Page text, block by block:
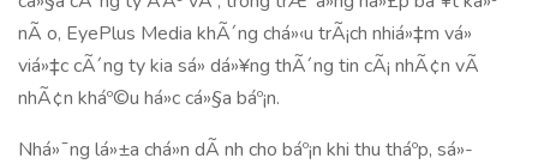
nÃ o, EyePlus Media khÃ´ng chá»‹u trÃ¡ch nhiá»‡m vá»
viá»‡c cÃ´ng ty kia sá»­ dá»¥ng thÃ´ng tin cÃ¡ nhÃ¢n vÃ
nhÃ¢n kháº©u há»c cá»§a báº¡n.
Nhá»¯ng lá»±a chá»n dÃ nh cho báº¡n khi thu tháº­p, sá»­